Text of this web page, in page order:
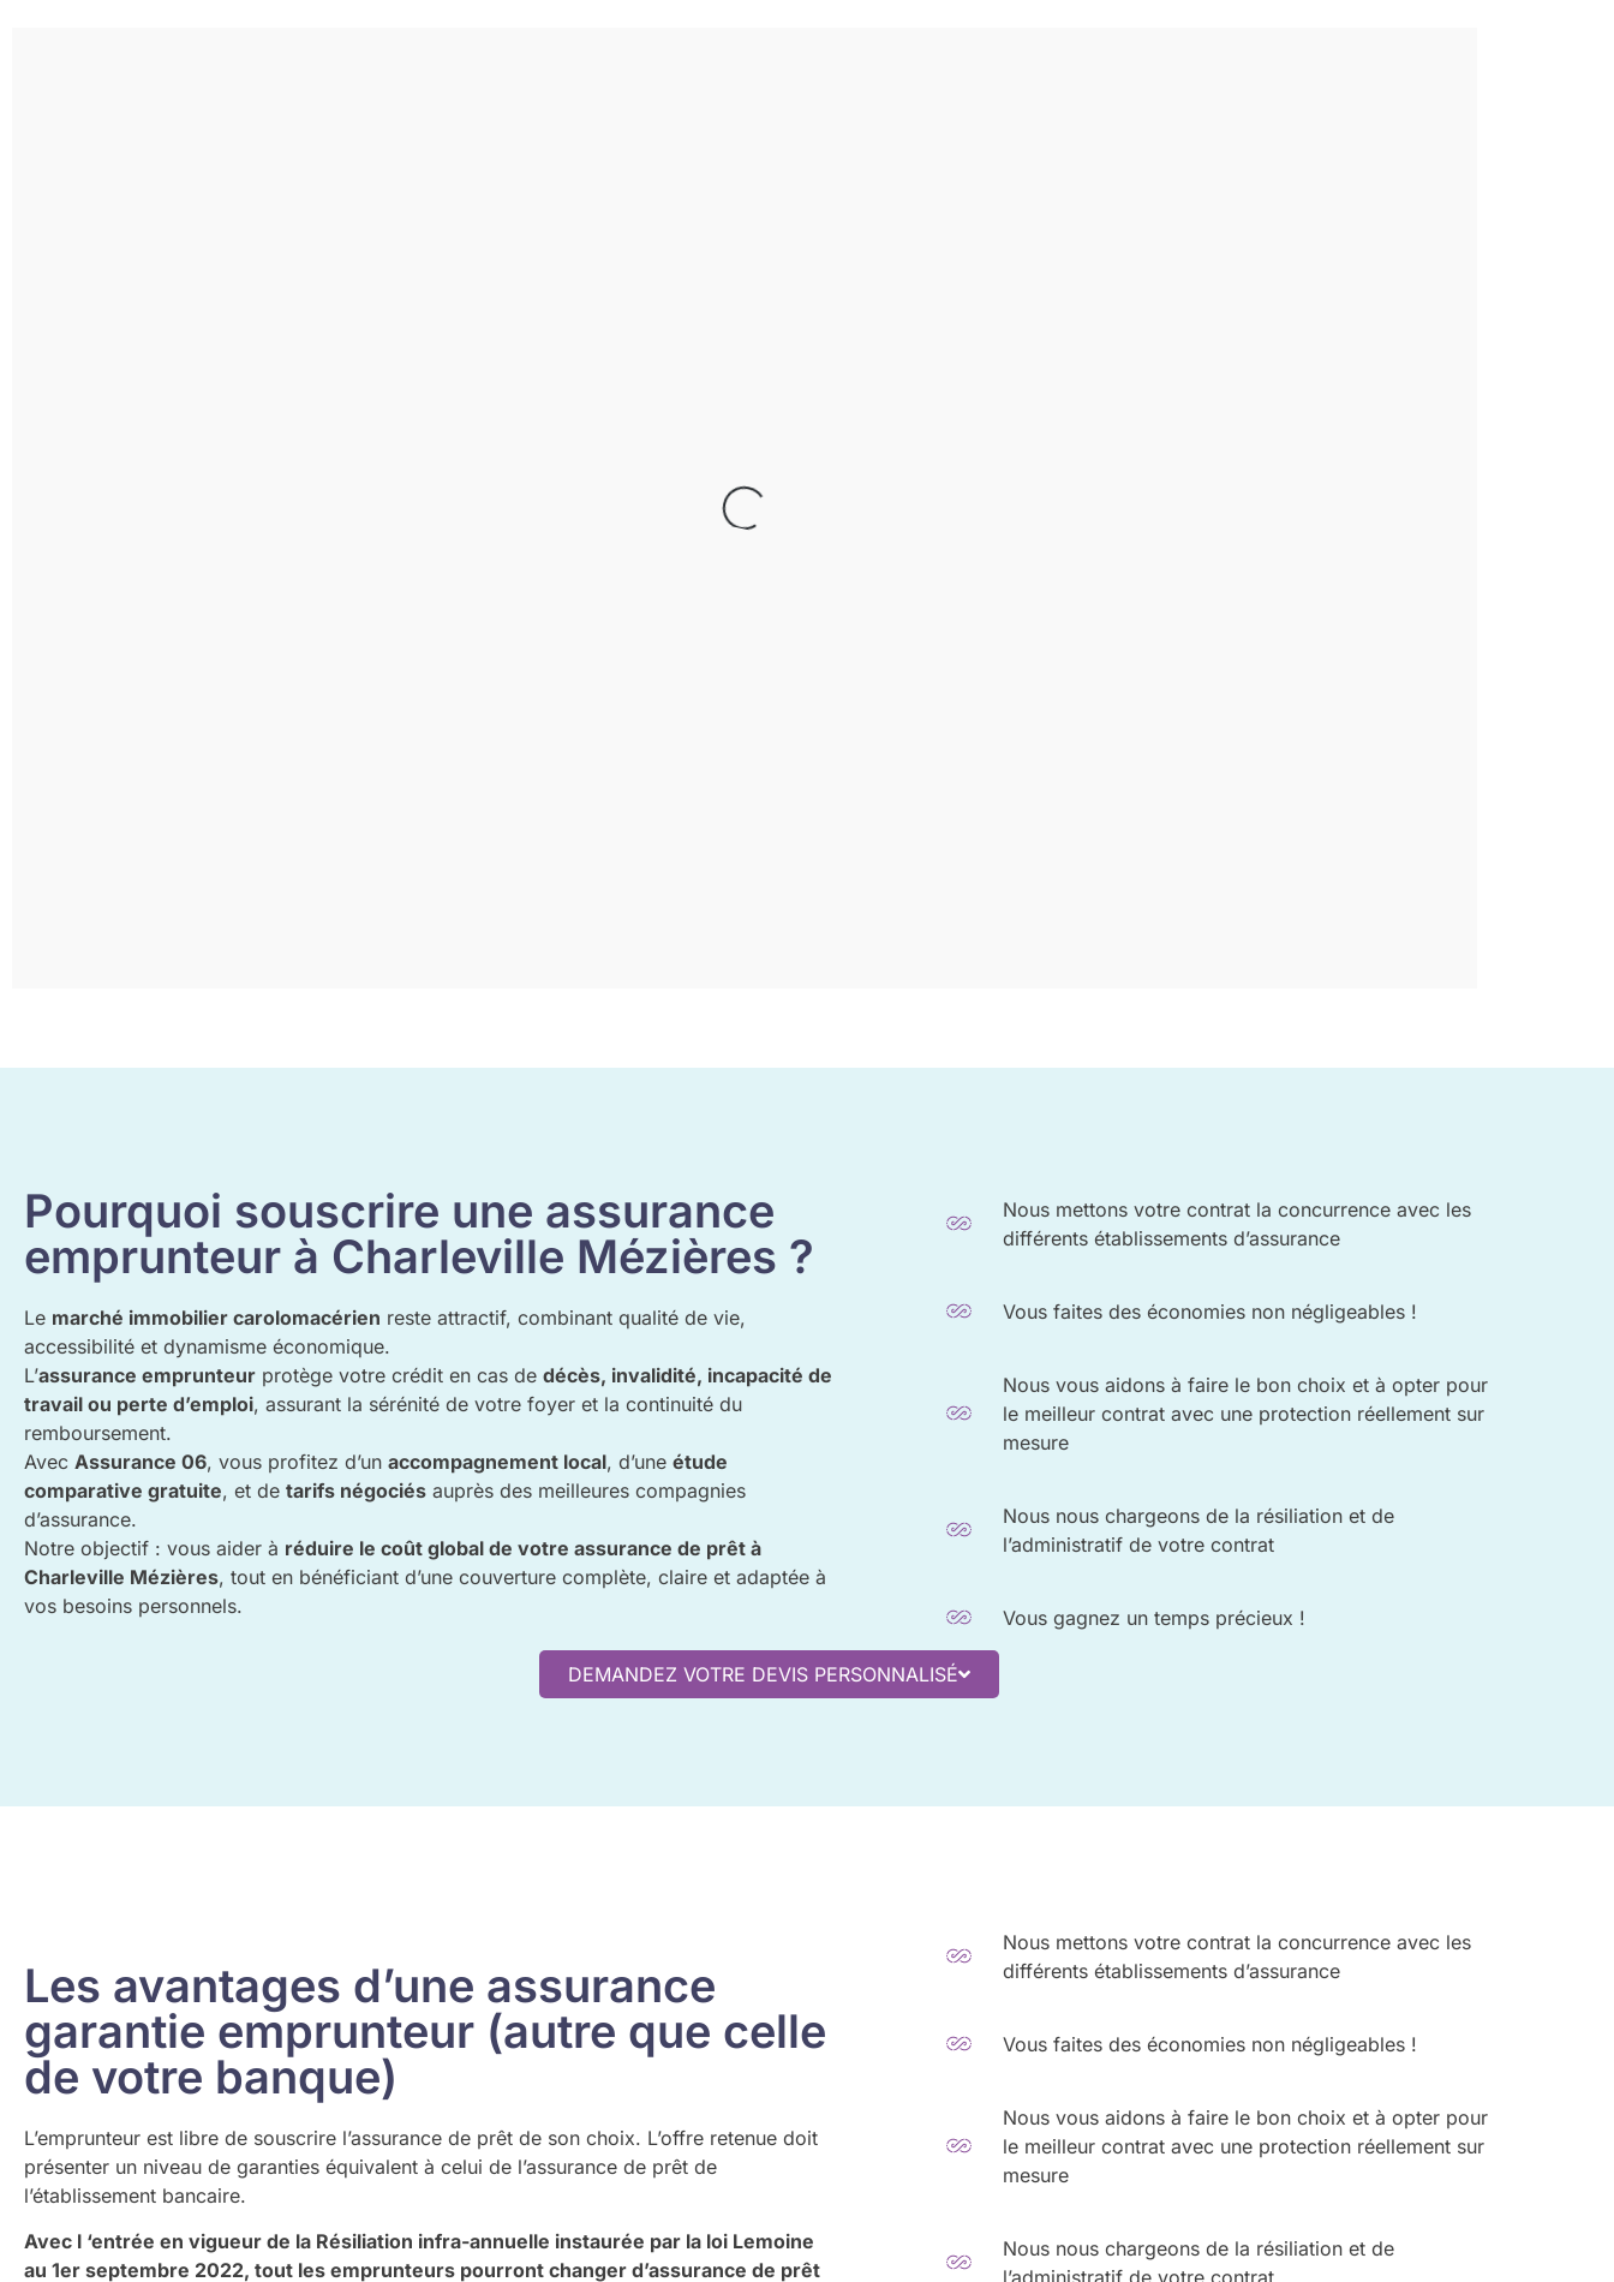
Pourquoi souscrire une assurance
emprunteur à Charleville Mézières ?
Le marché immobilier carolomacérien reste attractif, combinant qualité de vie,
accessibilité et dynamisme économique.
L’assurance emprunteur protège votre crédit en cas de décès, invalidité, incapacité de
travail ou perte d’emploi, assurant la sérénité de votre foyer et la continuité du
remboursement.
Avec Assurance 06, vous profitez d’un accompagnement local, d’une étude
comparative gratuite, et de tarifs négociés auprès des meilleures compagnies
d’assurance.
Notre objectif : vous aider à réduire le coût global de votre assurance de prêt à
Charleville Mézières, tout en bénéficiant d’une couverture complète, claire et adaptée à
vos besoins personnels.
Nous mettons votre contrat la concurrence avec les
différents établissements d’assurance
Vous faites des économies non négligeables !
Nous vous aidons à faire le bon choix et à opter pour
le meilleur contrat avec une protection réellement sur
mesure
Nous nous chargeons de la résiliation et de
l’administratif de votre contrat
Vous gagnez un temps précieux !
DEMANDEZ VOTRE DEVIS PERSONNALISÉ
Les avantages d’une assurance
garantie emprunteur (autre que celle
de votre banque)
L’emprunteur est libre de souscrire l’assurance de prêt de son choix. L’offre retenue doit
présenter un niveau de garanties équivalent à celui de l’assurance de prêt de
l’établissement bancaire.
Avec l ‘entrée en vigueur de la Résiliation infra-annuelle instaurée par la loi Lemoine
au 1er septembre 2022, tout les emprunteurs pourront changer d’assurance de prêt
Nous mettons votre contrat la concurrence avec les
différents établissements d’assurance
Vous faites des économies non négligeables !
Nous vous aidons à faire le bon choix et à opter pour
le meilleur contrat avec une protection réellement sur
mesure
Nous nous chargeons de la résiliation et de
l’administratif de votre contrat